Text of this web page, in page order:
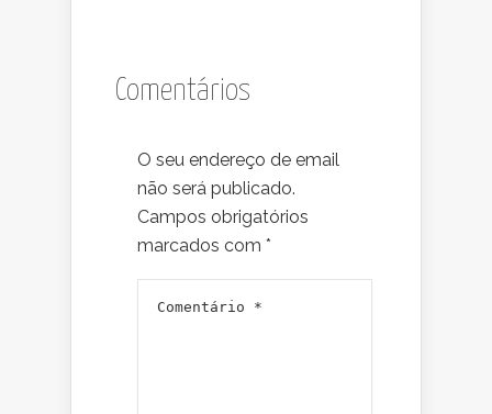
Comentários
O seu endereço de email
não será publicado.
Campos obrigatórios
marcados com *